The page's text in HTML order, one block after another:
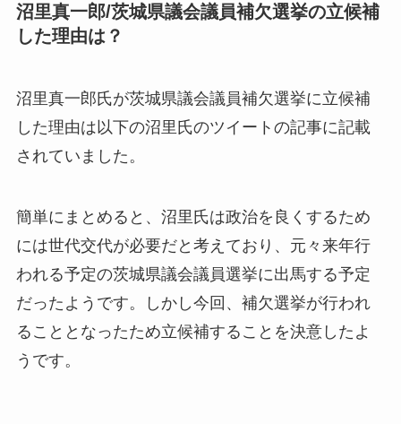
沼里真一郎/茨城県議会議員補欠選挙の立候補
した理由は？
沼里真一郎氏が茨城県議会議員補欠選挙に立候補
した理由は以下の沼里氏のツイートの記事に記載
されていました。
簡単にまとめると、沼里氏は政治を良くするため
には世代交代が必要だと考えており、元々来年行
われる予定の茨城県議会議員選挙に出馬する予定
だったようです。しかし今回、補欠選挙が行われ
ることとなったため立候補することを決意したよ
うです。